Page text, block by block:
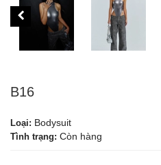
B16
Loại: Bodysuit
Tình trạng: Còn hàng